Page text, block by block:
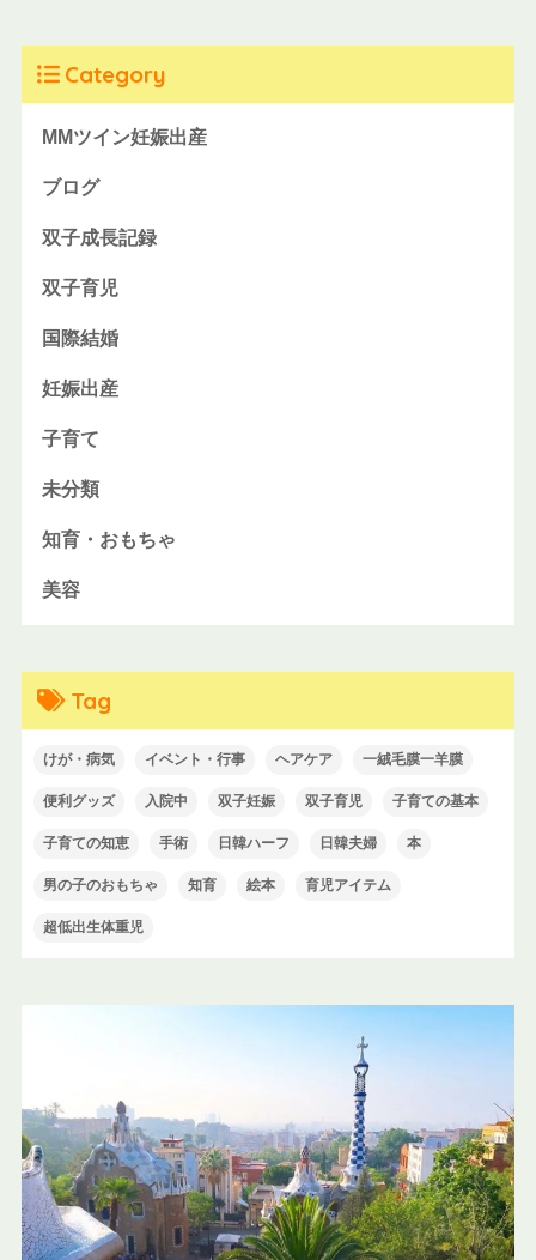
Category
MMツイン妊娠出産
ブログ
双子成長記録
双子育児
国際結婚
妊娠出産
子育て
未分類
知育・おもちゃ
美容
Tag
けが・病気 イベント・行事 ヘアケア 一絨毛膜一羊膜
便利グッズ 入院中 双子妊娠 双子育児 子育ての基本
子育ての知恵 手術 日韓ハーフ 日韓夫婦 本
男の子のおもちゃ 知育 絵本 育児アイテム
超低出生体重児